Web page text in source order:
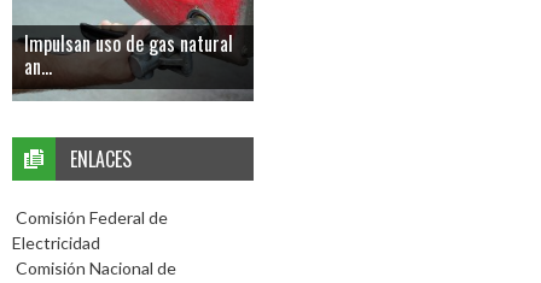
Impulsan uso de gas natural
an...
ENLACES
Comisión Federal de
Electricidad
Comisión Nacional de